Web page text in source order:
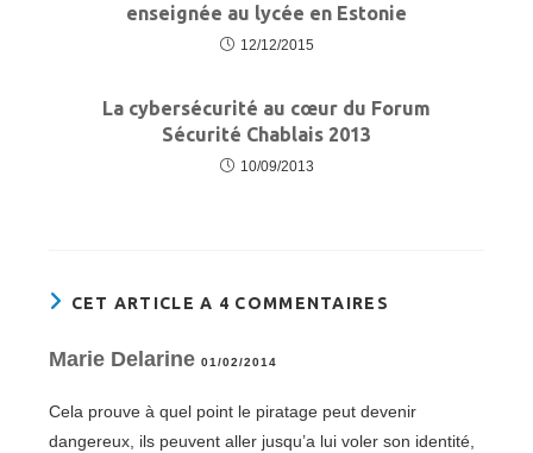
enseignée au lycée en Estonie
12/12/2015
La cybersécurité au cœur du Forum
Sécurité Chablais 2013
10/09/2013
CET ARTICLE A 4 COMMENTAIRES
Marie Delarine 01/02/2014
Cela prouve à quel point le piratage peut devenir
dangereux, ils peuvent aller jusqu’a lui voler son identité,